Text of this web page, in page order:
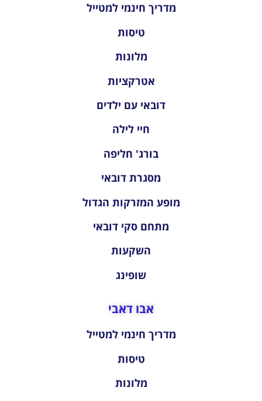
מדריך חינמי למטייל
טיסות
מלונות
אטרקציות
דובאי עם ילדים
חיי לילה
בורג' חליפה
מסגרת דובאי
מופע המזרקות הגדול
מתחם סקי דובאי
השקעות
שופינג
אבו דאבי
מדריך חינמי למטייל
טיסות
מלונות